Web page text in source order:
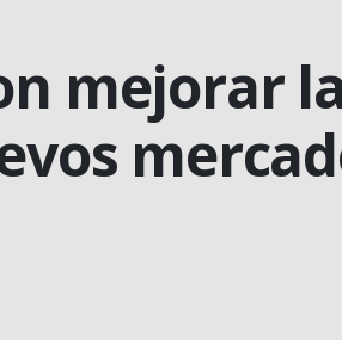
mejorar